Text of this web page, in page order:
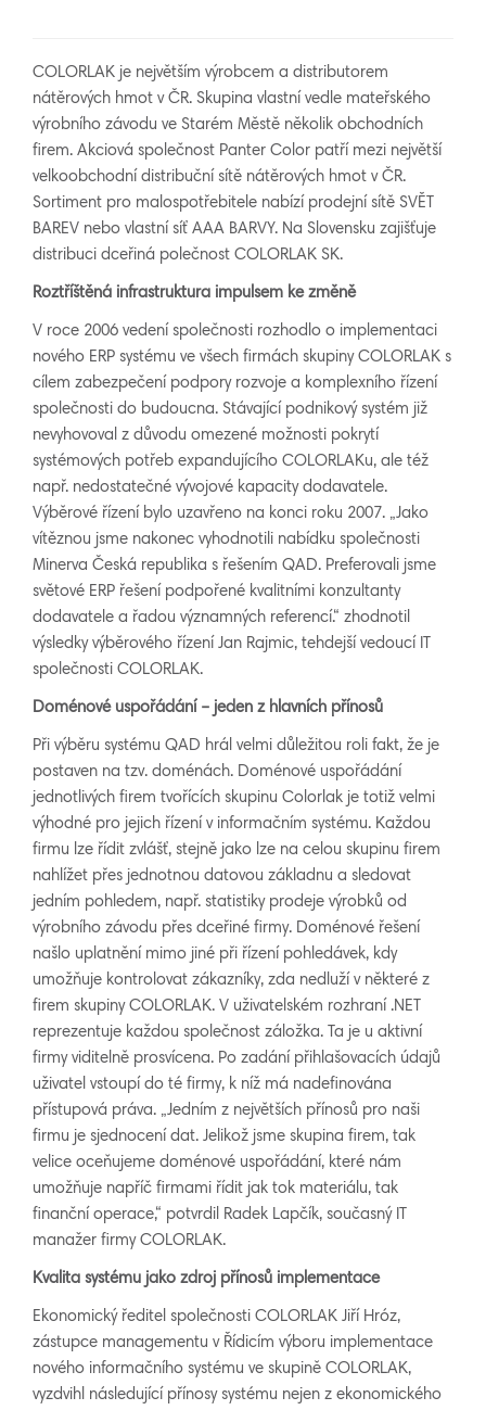
COLORLAK je největším výrobcem a distributorem
nátěrových hmot v ČR. Skupina vlastní vedle mateřského
výrobního závodu ve Starém Městě několik obchodních
firem. Akciová společnost Panter Color patří mezi největší
velkoobchodní distribuční sítě nátěrových hmot v ČR.
Sortiment pro malospotřebitele nabízí prodejní sítě SVĚT
BAREV nebo vlastní síť AAA BARVY. Na Slovensku zajišťuje
distribuci dceřiná polečnost COLORLAK SK.
Roztříštěná infrastruktura impulsem ke změně
V roce 2006 vedení společnosti rozhodlo o implementaci
nového ERP systému ve všech firmách skupiny COLORLAK s
cílem zabezpečení podpory rozvoje a komplexního řízení
společnosti do budoucna. Stávající podnikový systém již
nevyhovoval z důvodu omezené možnosti pokrytí
systémových potřeb expandujícího COLORLAKu, ale též
např. nedostatečné vývojové kapacity dodavatele.
Výběrové řízení bylo uzavřeno na konci roku 2007. „Jako
vítěznou jsme nakonec vyhodnotili nabídku společnosti
Minerva Česká republika s řešením QAD. Preferovali jsme
světové ERP řešení podpořené kvalitními konzultanty
dodavatele a řadou významných referencí.“ zhodnotil
výsledky výběrového řízení Jan Rajmic, tehdejší vedoucí IT
společnosti COLORLAK.
Doménové uspořádání – jeden z hlavních přínosů
Při výběru systému QAD hrál velmi důležitou roli fakt, že je
postaven na tzv. doménách. Doménové uspořádání
jednotlivých firem tvořících skupinu Colorlak je totiž velmi
výhodné pro jejich řízení v informačním systému. Každou
firmu lze řídit zvlášť, stejně jako lze na celou skupinu firem
nahlížet přes jednotnou datovou základnu a sledovat
jedním pohledem, např. statistiky prodeje výrobků od
výrobního závodu přes dceřiné firmy. Doménové řešení
našlo uplatnění mimo jiné při řízení pohledávek, kdy
umožňuje kontrolovat zákazníky, zda nedluží v některé z
firem skupiny COLORLAK. V uživatelském rozhraní .NET
reprezentuje každou společnost záložka. Ta je u aktivní
firmy viditelně prosvícena. Po zadání přihlašovacích údajů
uživatel vstoupí do té firmy, k níž má nadefinována
přístupová práva. „Jedním z největších přínosů pro naši
firmu je sjednocení dat. Jelikož jsme skupina firem, tak
velice oceňujeme doménové uspořádání, které nám
umožňuje napříč firmami řídit jak tok materiálu, tak
finanční operace,“ potvrdil Radek Lapčík, současný IT
manažer firmy COLORLAK.
Kvalita systému jako zdroj přínosů implementace
Ekonomický ředitel společnosti COLORLAK Jiří Hróz,
zástupce managementu v Řídicím výboru implementace
nového informačního systému ve skupině COLORLAK,
vyzdvihl následující přínosy systému nejen z ekonomického